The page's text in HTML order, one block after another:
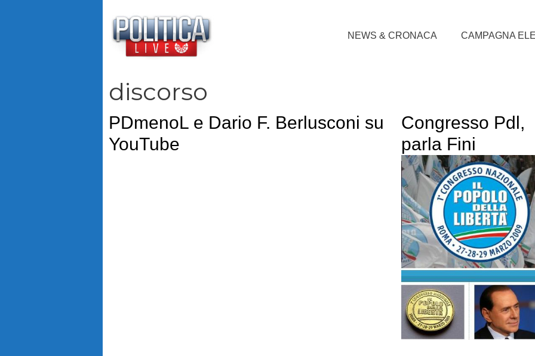
NEWS & CRONACA CAMPAGNA
discorso
PDmenoL e Dario F. Berlusconi su
YouTube
Congresso Pdl,
parla Fini